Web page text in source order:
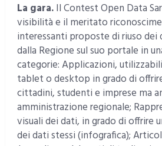
La gara.Il Contest Open Data
visibilità e il meritato
interessanti proposte di riuso dei
dalla Regione sul suo portale in
categorie: Applicazioni,
tablet o desktop in grado di
cittadini, studenti e imprese ma
amministrazione regionale;
visuali dei dati, in grado di offrire
dei dati stessi (infografica);